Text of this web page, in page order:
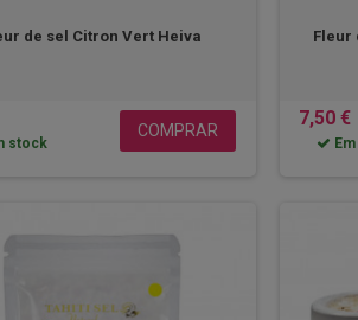
de sel Citron Vert Heiva
stock
COMPRAR
Fleur
7,50 €